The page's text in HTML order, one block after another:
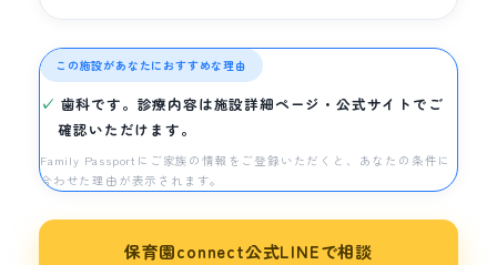
この施設があなたにおすすめな理由
歯科です。診療内容は施設詳細ページ・公式サイトでご
確認いただけます。
Family Passportにご家族の情報をご登録いただくと、あなたの条件に
合わせた理由が表示されます。
保育園connect公式LINEで相談